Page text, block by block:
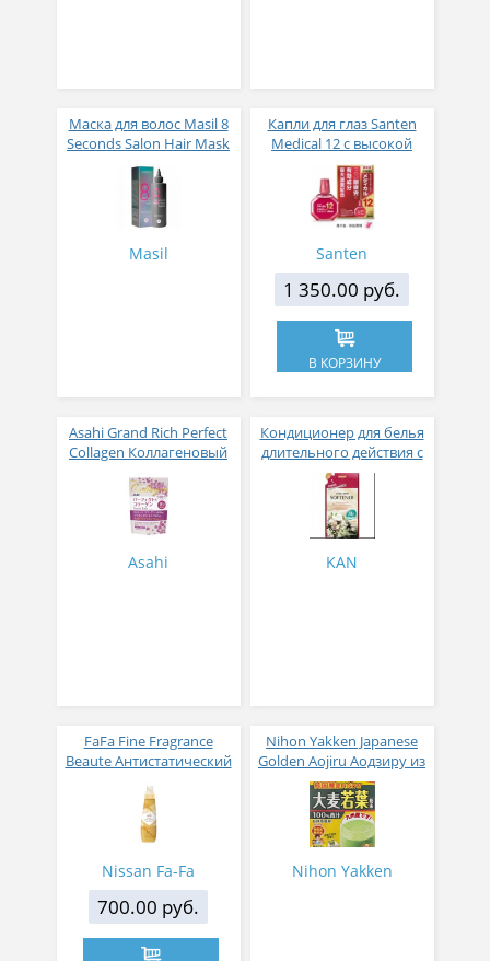
Маска для волос Masil 8
Seconds Salon Hair Mask
200 мл
Masil
Капли для глаз Santen
Medical 12 с высокой
концентрацией
активных компонентов
12 мл
Santen
1 350.00 руб.
В КОРЗИНУ
Asahi Grand Rich Perfect
Collagen Коллагеновый
плацентой и
изофлавонами сои 228
гр
Asahi
Кондиционер для белья
длительного действия с
аромакапсулами с
экзотическим ароматом
500 мл
KAN
FaFa Fine Fragrance
Beaute Антистатический
с ароматом цветов,
мускуса и сандалового
дерева 600 мл
Nissan Fa-Fa
700.00 руб.
Nihon Yakken Japanese
Golden Aojiru Аодзиру из
листьев молодого
ячменя
Nihon Yakken